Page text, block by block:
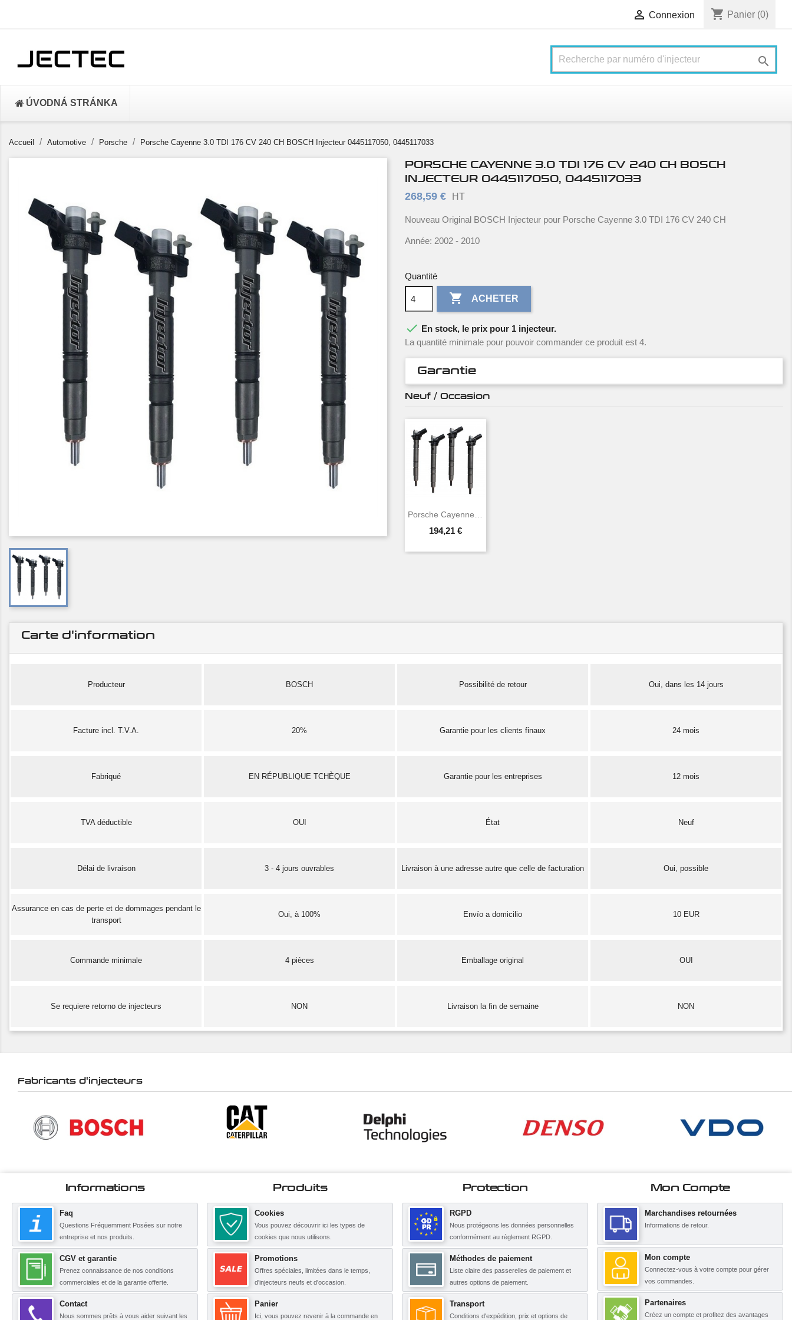
 Connexion shopping_cart Panier (0)

ÚVODNÁ STRÁNKA
Accueil Automotive Porsche Porsche Cayenne 3.0 TDI 176 CV 240 CH BOSCH Injecteur 0445117050, 0445117033
PORSCHE CAYENNE 3.0 TDI 176 CV 240 CH BOSCH
INJECTEUR 0445117050, 0445117033
268,59 € HT
Nouveau Original BOSCH Injecteur pour Porsche Cayenne 3.0 TDI 176 CV 240 CH
Année: 2002 - 2010
Quantité
 ACHETER
 En stock, le prix pour 1 injecteur.
La quantité minimale pour pouvoir commander ce produit est 4.
Garantie
Neuf / Occasion
Porsche Cayenne 3.0 TDI 176 CV 240 CH...
194,21 €
Carte d'information
Producteur BOSCH Possibilité de retour Oui, dans les 14 jours
Facture incl. T.V.A. 20% Garantie pour les clients finaux 24 mois
Fabriqué EN RÉPUBLIQUE TCHÈQUE Garantie pour les entreprises 12 mois
TVA déductible OUI État Neuf
Délai de livraison 3 - 4 jours ouvrables Livraison à une adresse autre que celle de facturation Oui, possible
Assurance en cas de perte et de dommages pendant le
transport
Oui, à 100% Envío a domicilio 10 EUR
Commande minimale 4 pièces Emballage original OUI
Se requiere retorno de injecteurs NON Livraison la fin de semaine NON
Fabricants d'injecteurs
Informations
Faq
Questions Fréquemment Posées sur notre
entreprise et nos produits.
CGV et garantie
Prenez connaissance de nos conditions
commerciales et de la garantie offerte.
Contact
Nous sommes prêts à vous aider suivant les
Produits
Cookies
Vous pouvez découvrir ici les types de
cookies que nous utilisons.
Promotions
Offres spéciales, limitées dans le temps,
d'injecteurs neufs et d'occasion.
Panier
Ici, vous pouvez revenir à la commande en
Protection
RGPD
Nous protégeons les données personnelles
conformément au règlement RGPD.
Méthodes de paiement
Liste claire des passerelles de paiement et
autres options de paiement.
Transport
Conditions d'expédition, prix et options de
Mon Compte
Marchandises retournées
Informations de retour.
Mon compte
Connectez-vous à votre compte pour gérer
vos commandes.
Partenaires
Créez un compte et profitez des avantages